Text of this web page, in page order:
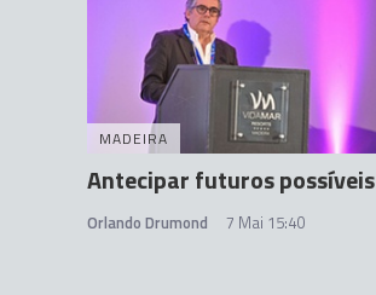
MADEIRA
Antecipar futuros possíveis
Orlando Drumond 7 Mai 15:40